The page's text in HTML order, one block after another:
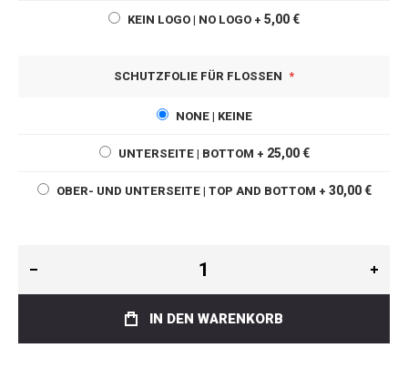
KEIN LOGO | NO LOGO + 5,00 €
SCHUTZFOLIE FÜR FLOSSEN
NONE | KEINE
UNTERSEITE | BOTTOM + 25,00 €
OBER- UND UNTERSEITE | TOP AND BOTTOM + 30,00 €
IN DEN WARENKORB